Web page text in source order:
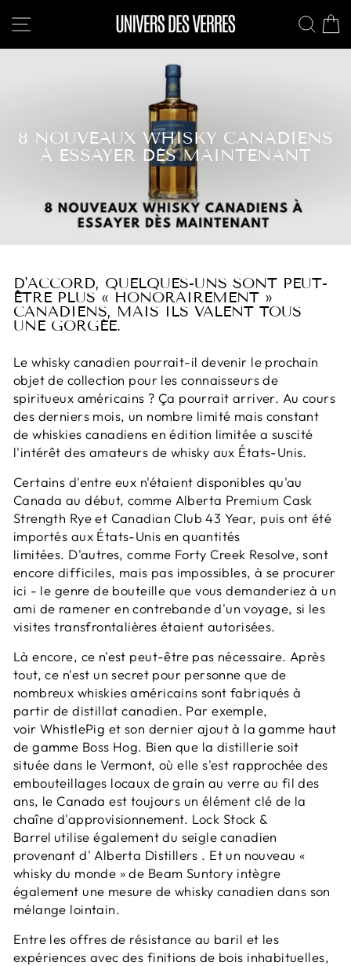
au
contenu
NAVIGATION
8 NOUVEAUX WHISKY CANADIENS
À ESSAYER DÈS MAINTENANT
D'ACCORD, QUELQUES-UNS SONT PEUT-
ÊTRE PLUS « HONORAIREMENT »
CANADIENS, MAIS ILS VALENT TOUS
UNE GORGÉE.
Le whisky canadien pourrait-il devenir le prochain
objet de collection pour les connaisseurs de
spiritueux américains ? Ça pourrait arriver. Au cours
des derniers mois, un nombre limité mais constant
de whiskies canadiens en édition limitée a suscité
l'intérêt des amateurs de whisky aux États-Unis.
Certains d'entre eux n'étaient disponibles qu'au
Canada au début, comme Alberta Premium Cask
Strength Rye et Canadian Club 43 Year, puis ont été
importés aux États-Unis en quantités
limitées. D'autres, comme Forty Creek Resolve, sont
encore difficiles, mais pas impossibles, à se procurer
ici - le genre de bouteille que vous demanderiez à un
ami de ramener en contrebande d'un voyage, si les
visites transfrontalières étaient autorisées.
Là encore, ce n'est peut-être pas nécessaire. Après
tout, ce n'est un secret pour personne que de
nombreux whiskies américains sont fabriqués à
partir de distillat canadien. Par exemple,
voir WhistlePig et son dernier ajout à la gamme haut
de gamme Boss Hog. Bien que la distillerie soit
située dans le Vermont, où elle s'est rapprochée des
embouteillages locaux de grain au verre au fil des
ans, le Canada est toujours un élément clé de la
chaîne d'approvisionnement. Lock Stock &
Barrel utilise également du seigle canadien
provenant d' Alberta Distillers . Et un nouveau «
whisky du monde » de Beam Suntory intègre
également une mesure de whisky canadien dans son
mélange lointain.
Entre les offres de résistance au baril et les
expériences avec des finitions de bois inhabituelles,